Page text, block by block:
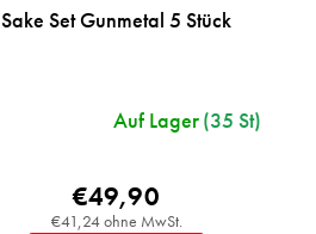
Sake Set Gunmetal 5 Stück
Auf Lager(35 St)
€41,24 ohne MwSt.
€49,90